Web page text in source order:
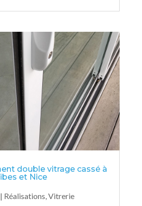
double vitrage cassé à
et Nice
| Réalisations,Vitrerie